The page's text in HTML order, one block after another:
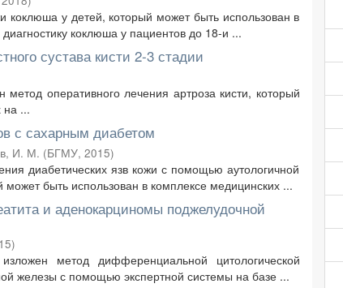
коклюша у детей, который может быть использован в
коклюша у пациентов до 18-и ...
сустава кисти 2-3 стадии
оперативного лечения артроза кисти, который
на ...
с сахарным диабетом
И. М. (БГМУ, 2015)
диабетических язв кожи с помощью аутологичной
быть использован в комплексе медицинских ...
и аденокарциномы поджелудочной
)
метод дифференциальной цитологической
железы с помощью экспертной системы на базе ...